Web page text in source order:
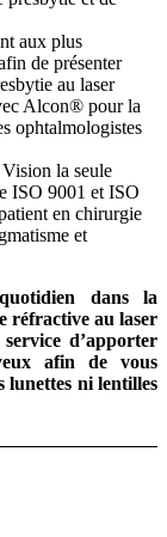
aux plus
de présenter
au laser
Alcon® pour la
ophtalmologistes
la seule
ISO 9001 et ISO
en chirurgie
et
dans la
réfractive au laser
d’apporter
afin de vous
lunettes ni lentilles